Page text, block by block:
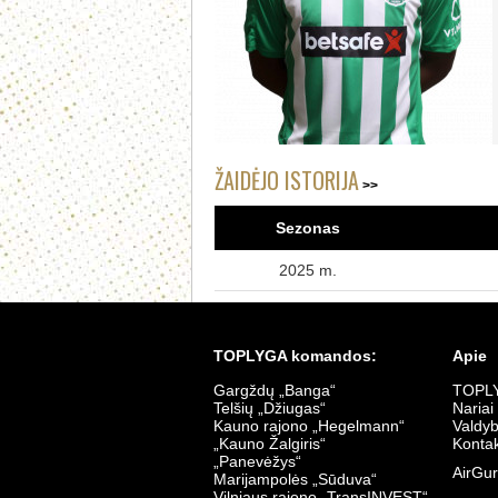
ŽAIDĖJO ISTORIJA
Sezonas
2025 m.
TOPLYGA komandos:
Gargždų „Banga“
Telšių „Džiugas“
Kauno rajono „Hegelmann“
„Kauno Žalgiris“
„Panevėžys“
Marijampolės „Sūduva“
Apie
Nariai